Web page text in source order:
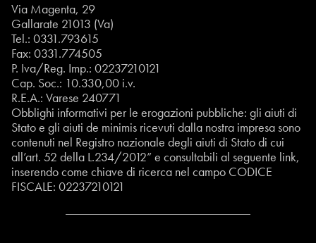
Via Magenta, 29
Gallarate 21013 (Va)
Tel.: 0331.793615
Fax: 0331.774505
P. Iva/Reg. Imp.: 02237210121
Cap. Soc.: 10.330,00 i.v.
R.E.A.: Varese 240771
Obblighi informativi per le erogazioni pubbliche: gli aiuti di
Stato e gli aiuti de minimis ricevuti dalla nostra impresa sono
contenuti nel Registro nazionale degli aiuti di Stato di cui
all’art. 52 della L.234/2012” e consultabili al seguente link,
inserendo come chiave di ricerca nel campo CODICE
FISCALE: 02237210121